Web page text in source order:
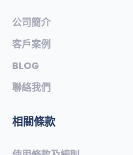
公司簡介
客戶案例
BLOG
聯絡我們
相關條款